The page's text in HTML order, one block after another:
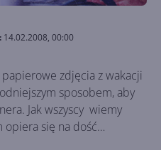
14.02.2008, 00:00
papierowe zdjęcia z wakacji
sposobem, aby
Jak wszyscy wiemy
opiera się na dość